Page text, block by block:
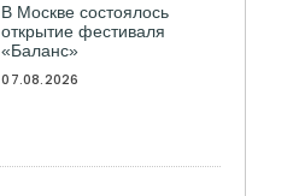
В Москве состоялось
открытие фестиваля
«Баланс»
07.08.2026